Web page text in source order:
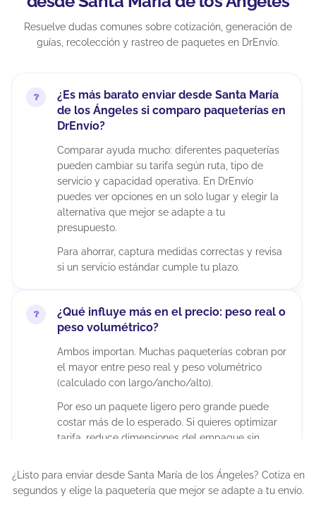
Resuelve dudas comunes sobre cotización, generación de
guías, recolección y rastreo de paquetes en DrEnvío.
¿Es más barato enviar desde Santa María
de los Ángeles si comparo paqueterías en
DrEnvío?
Comparar ayuda mucho: diferentes paqueterías
pueden cambiar su tarifa según ruta, tipo de
servicio y capacidad operativa. En DrEnvío
puedes ver opciones en un solo lugar y elegir la
alternativa que mejor se adapte a tu
presupuesto.
Para ahorrar, captura medidas correctas y revisa
si un servicio estándar cumple tu plazo.
¿Qué influye más en el precio: peso real o
peso volumétrico?
Ambos importan. Muchas paqueterías cobran por
el mayor entre peso real y peso volumétrico
(calculado con largo/ancho/alto).
Por eso un paquete ligero pero grande puede
costar más de lo esperado. Si quieres optimizar
tarifa, reduce dimensiones del empaque sin
¿Puedo enviar paquetes grandes desde
¿Listo para enviar desde Santa María de los Ángeles? Cotiza en
segundos y elige la paquetería que mejor se adapte a tu envío.